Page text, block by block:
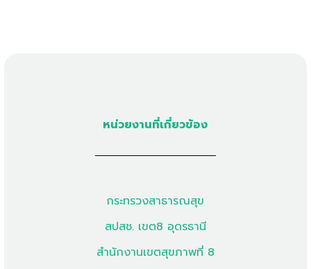
หน่วยงานที่เกี่ยวข้อง
กระทรวงสาธารณสุข
สปสช. เขต8 อุดรธานี
สำนักงานเขตสุขภาพที่ 8